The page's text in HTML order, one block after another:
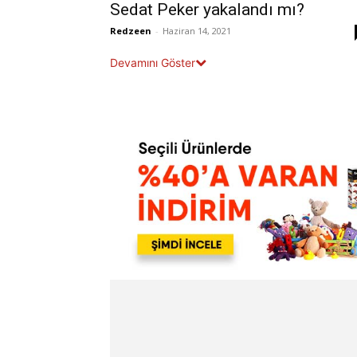
Sedat Peker yakalandı mı?
Redzeen - Haziran 14, 2021
Devamını Göster